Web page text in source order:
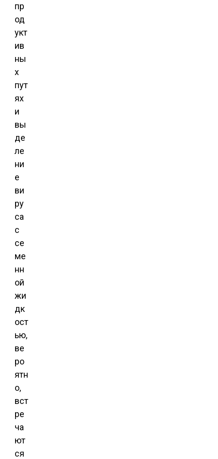
пр
од
укт
ив
ны
х
пут
ях
и
вы
де
ле
ни
е
ви
ру
са
с
се
ме
нн
ой
жи
дк
ост
ью,
ве
ро
ятн
о,
вст
ре
ча
ют
ся